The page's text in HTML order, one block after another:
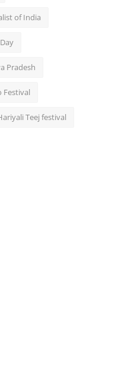
of India
Pradesh
Festival
Teej festival